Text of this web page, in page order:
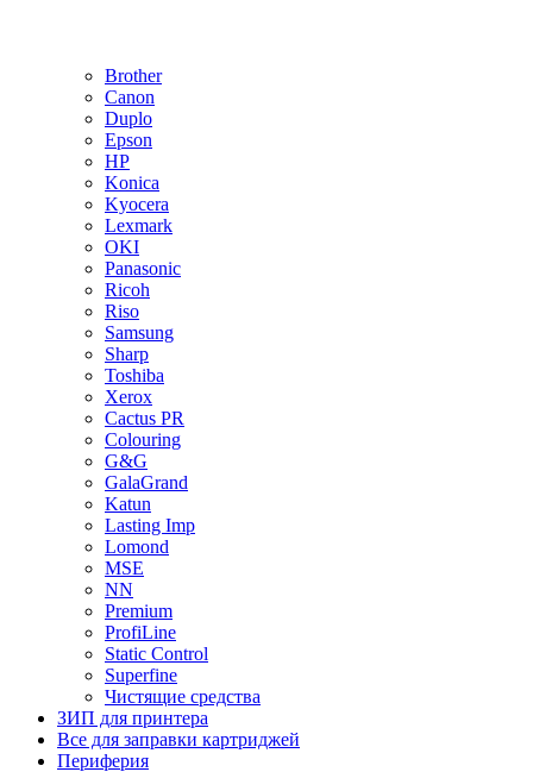
Brother
Canon
Duplo
Epson
HP
Konica
Kyocera
Lexmark
OKI
Panasonic
Ricoh
Riso
Samsung
Sharp
Toshiba
Xerox
Cactus PR
Colouring
G&G
GalaGrand
Katun
Lasting Imp
Lomond
MSE
NN
Premium
ProfiLine
Static Control
Superfine
Чистящие средства
ЗИП для принтера
Все для заправки картриджей
Периферия